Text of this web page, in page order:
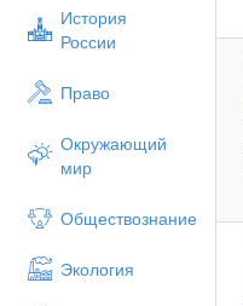
История
России
Право
Окружающий
мир
Обществознание
Экология